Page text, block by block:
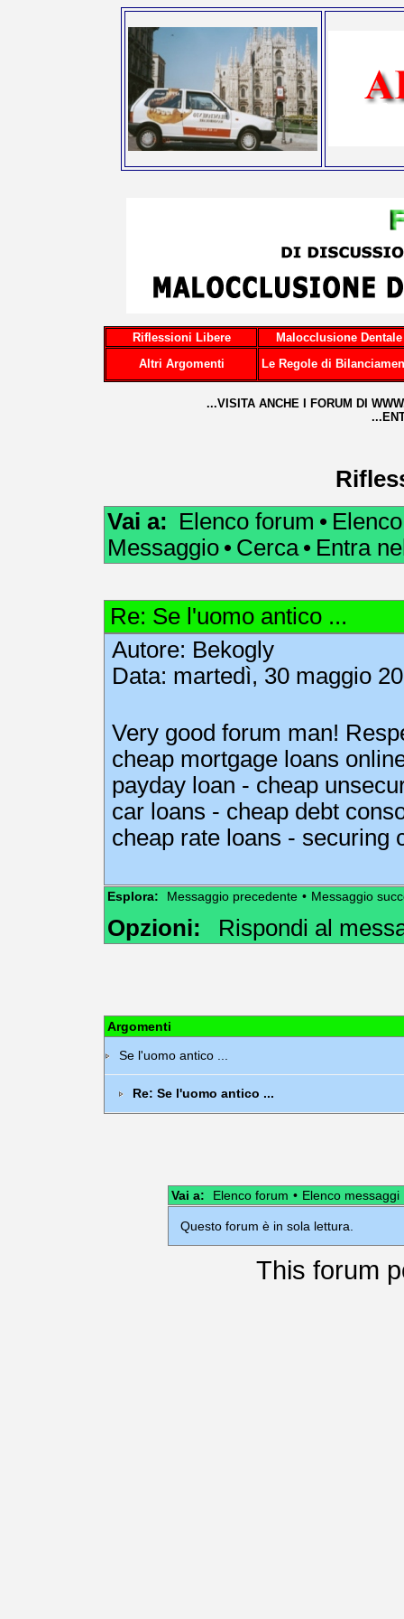
Riflessioni Libere
Malocclusione Dentale
Altri Argomenti
Le Regole di
...VISITA ANCHE I FORUM DI
Vai a: Elenco forum •
Messaggio • Cerca • Entra
Re: Se l'uomo antico ...
Autore: Bekogly
Data: martedì, 30 maggio
Very good forum man!
cheap mortgage loans
payday loan - cheap
car loans - cheap debt
cheap rate loans - securing
Esplora: Messaggio precedente • Messaggio
Opzioni: Rispondi al
Argomenti
Se l'uomo antico ...
Re: Se l'uomo antico ...
Vai a: Elenco forum • Elenco messaggi
Questo forum è in sola lettura.
This forum